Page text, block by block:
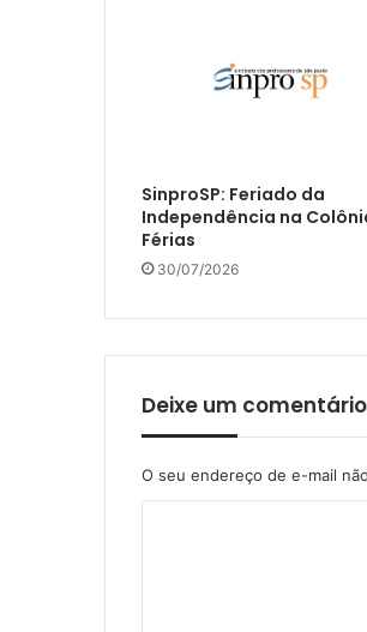
SinproSP: Feriado da
Independência na
Férias
30/07/2026
Deixe um comentário
O seu endereço de e-mail